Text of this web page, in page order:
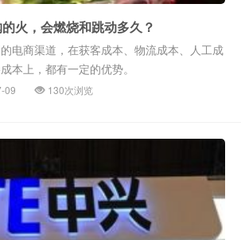
火，会燃烧和跳动多久？
电商渠道，在获客成本、物流成本、人工成
本上，都有一定的优势。
09 130次浏览